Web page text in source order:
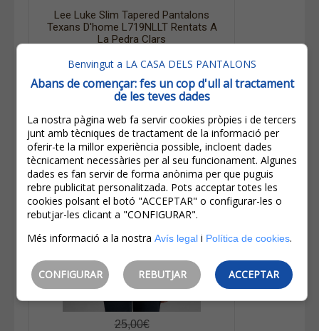
Lee Luke Slim Tapered Pantalons
Texans D'home L719NLLT Rentats A
La Pedra Clars
25,00€
Benvingut a LA CASA DELS PANTALONS
Abans de començar: fes un cop d'ull al tractament
de les teves dades
La nostra pàgina web fa servir cookies pròpies i de tercers
junt amb tècniques de tractament de la informació per
oferir-te la millor experiència possible, incloent dades
tècnicament necessàries per al seu funcionament. Algunes
dades es fan servir de forma anònima per que puguis
rebre publicitat personalitzada. Pots acceptar totes les
cookies polsant el botó "ACCEPTAR" o configurar-les o
rebutjar-les clicant a "CONFIGURAR".
Més informació a la nostra Avís legali Política de cookies.
CONFIGURAR REBUTJAR ACCEPTAR